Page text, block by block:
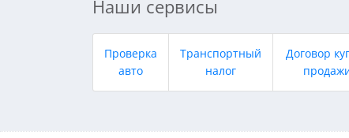
Наши сервисы
Проверка
авто
Транспортный
налог
Договор